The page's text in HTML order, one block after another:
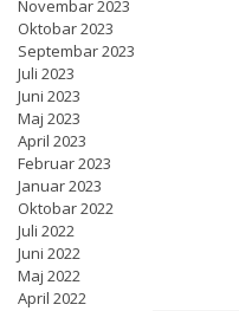
Novembar 2023
Oktobar 2023
Septembar 2023
Juli 2023
Juni 2023
Maj 2023
April 2023
Februar 2023
Januar 2023
Oktobar 2022
Juli 2022
Juni 2022
Maj 2022
April 2022